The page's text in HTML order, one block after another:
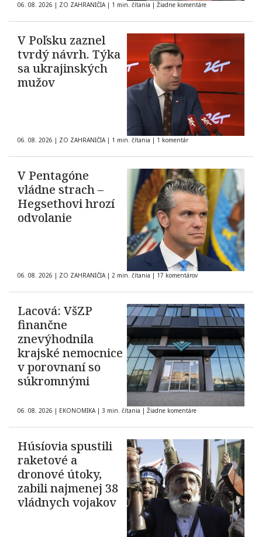
06. 08. 2026 | ZO ZAHRANIČIA | 1 min. čítania | Žiadne komentáre
V Poľsku zaznel
tvrdý návrh. Týka
sa ukrajinských
mužov
06. 08. 2026 | ZO ZAHRANIČIA | 1 min. čítania | 1 komentár
V Pentagóne
vládne strach –
Hegsethovi hrozí
odvolanie
06. 08. 2026 | ZO ZAHRANIČIA | 2 min. čítania | 17 komentárov
Lacová: VšZP
finančne
znevýhodnila
krajské nemocnice
v porovnaní so
súkromnými
06. 08. 2026 | EKONOMIKA | 3 min. čítania | Žiadne komentáre
Húsíovia spustili
raketové a
dronové útoky,
zabili najmenej 38
vládnych vojakov